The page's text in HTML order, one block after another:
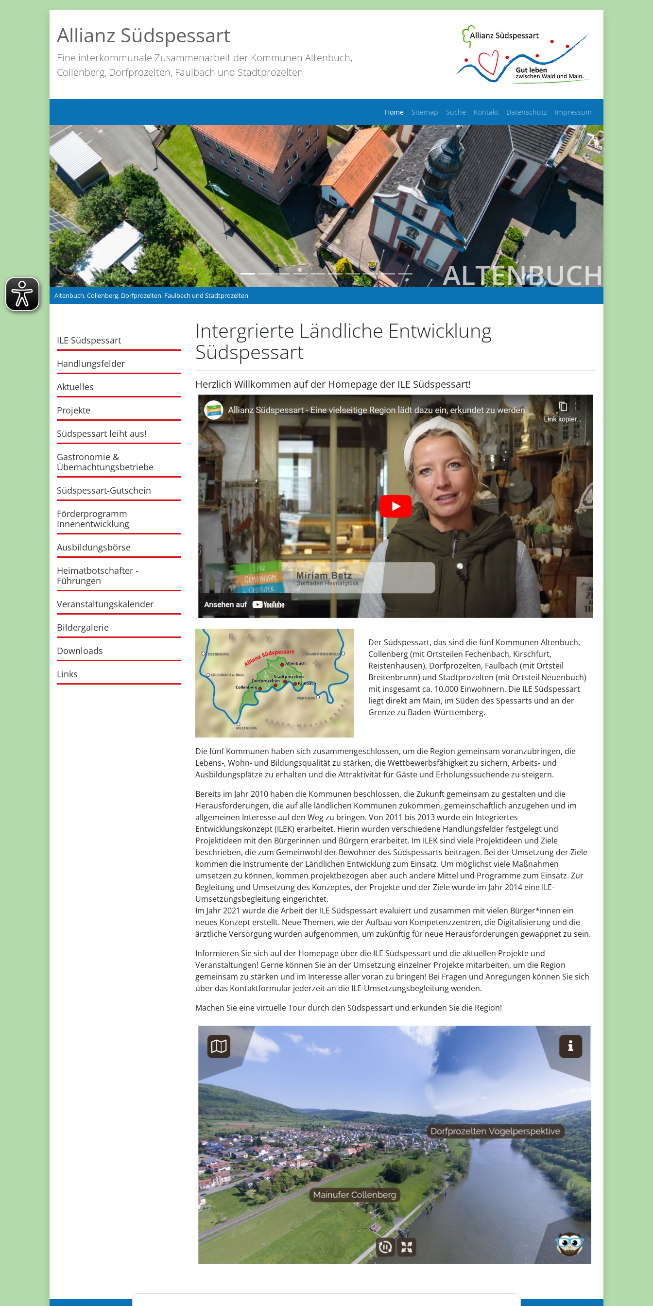
Allianz Südspessart
Eine interkommunale Zusammenarbeit der Kommunen Altenbuch,
Collenberg, Dorfprozelten, Faulbach und Stadtprozelten
Home Sitemap Suche Kontakt Datenschutz Impressum
COLLENBERG
Altenbuch, Collenberg, Dorfprozelten, Faulbach und Stadtprozelten
ILE Südspessart
Handlungsfelder
Aktuelles
Projekte
Südspessart leiht aus!
Gastronomie &
Übernachtungsbetriebe
Südspessart-Gutschein
Förderprogramm
Innenentwicklung
Ausbildungsbörse
Heimatbotschafter -
Führungen
Veranstaltungskalender
Bildergalerie
Downloads
Links
Intergrierte Ländliche Entwicklung
Südspessart
Herzlich Willkommen auf der Homepage der ILE Südspessart!
Der Südspessart, das sind die fünf Kommunen Altenbuch,
Collenberg (mit Ortsteilen Fechenbach, Kirschfurt,
Reistenhausen), Dorfprozelten, Faulbach (mit Ortsteil
Breitenbrunn) und Stadtprozelten (mit Ortsteil Neuenbuch)
mit insgesamt ca. 10.000 Einwohnern. Die ILE Südspessart
liegt direkt am Main, im Süden des Spessarts und an der
Grenze zu Baden-Württemberg.
Die fünf Kommunen haben sich zusammengeschlossen, um die Region gemeinsam voranzubringen, die
Lebens-, Wohn- und Bildungsqualität zu stärken, die Wettbewerbsfähigkeit zu sichern, Arbeits- und
Ausbildungsplätze zu erhalten und die Attraktivität für Gäste und Erholungssuchende zu steigern.
Bereits im Jahr 2010 haben die Kommunen beschlossen, die Zukunft gemeinsam zu gestalten und die
Herausforderungen, die auf alle ländlichen Kommunen zukommen, gemeinschaftlich anzugehen und im
allgemeinen Interesse auf den Weg zu bringen. Von 2011 bis 2013 wurde ein Integriertes
Entwicklungskonzept (ILEK) erarbeitet. Hierin wurden verschiedene Handlungsfelder festgelegt und
Projektideen mit den Bürgerinnen und Bürgern erarbeitet. Im ILEK sind viele Projektideen und Ziele
beschrieben, die zum Gemeinwohl der Bewohner des Südspessarts beitragen. Bei der Umsetzung der Ziele
kommen die Instrumente der Ländlichen Entwicklung zum Einsatz. Um möglichst viele Maßnahmen
umsetzen zu können, kommen projektbezogen aber auch andere Mittel und Programme zum Einsatz. Zur
Begleitung und Umsetzung des Konzeptes, der Projekte und der Ziele wurde im Jahr 2014 eine ILE-
Umsetzungsbegleitung eingerichtet.
Im Jahr 2021 wurde die Arbeit der ILE Südspessart evaluiert und zusammen mit vielen Bürger*innen ein
neues Konzept erstellt. Neue Themen, wie der Aufbau von Kompetenzzentren, die Digitalisierung und die
ärztliche Versorgung wurden aufgenommen, um zukünftig für neue Herausforderungen gewappnet zu sein.
Informieren Sie sich auf der Homepage über die ILE Südspessart und die aktuellen Projekte und
Veranstaltungen! Gerne können Sie an der Umsetzung einzelner Projekte mitarbeiten, um die Region
gemeinsam zu stärken und im Interesse aller voran zu bringen! Bei Fragen und Anregungen können Sie sich
über das Kontaktformular jederzeit an die ILE-Umsetzungsbegleitung wenden.
Machen Sie eine virtuelle Tour durch den Südspessart und erkunden Sie die Region!